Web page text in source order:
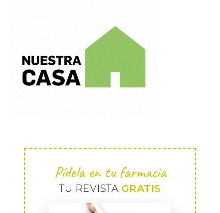
Pídela en tu farmacia
TU REVISTA GRATIS